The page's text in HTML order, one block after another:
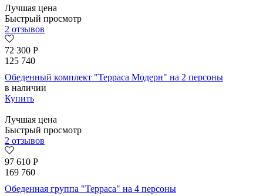
Лучшая цена
Быстрый просмотр
2 отзывов
72 300 Р
125 740
Обеденный комплект "Терраса Модерн" на 2 персоны
в наличии
Купить
Лучшая цена
Быстрый просмотр
2 отзывов
97 610 Р
169 760
Обеденная группа "Терраса" на 4 персоны